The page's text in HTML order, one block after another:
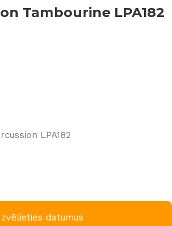
Tambourine LPA182
LPA182
datumus